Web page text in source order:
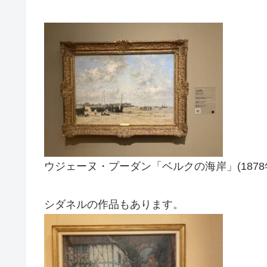
ウジェーヌ・プーダン「ベルクの海岸」(1878
シダネルの作品もあります。